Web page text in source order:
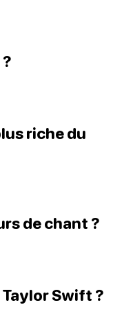
riche du
de chant ?
Swift ?